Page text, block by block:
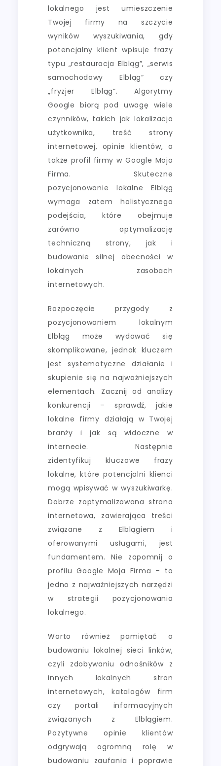
lokalnego jest umieszczenie
Twojej firmy na szczycie
wyników wyszukiwania, gdy
potencjalny klient wpisuje frazy
typu „restauracja Elbląg”, „serwis
samochodowy Elbląg” czy
„fryzjer Elbląg”. Algorytmy
Google biorą pod uwagę wiele
czynników, takich jak lokalizacja
użytkownika, treść strony
internetowej, opinie klientów, a
także profil firmy w Google Moja
Firma. Skuteczne
pozycjonowanie lokalne Elbląg
wymaga zatem holistycznego
podejścia, które obejmuje
zarówno optymalizację
techniczną strony, jak i
budowanie silnej obecności w
lokalnych zasobach
internetowych.
Rozpoczęcie przygody z
pozycjonowaniem lokalnym
Elbląg może wydawać się
skomplikowane, jednak kluczem
jest systematyczne działanie i
skupienie się na najważniejszych
elementach. Zacznij od analizy
konkurencji – sprawdź, jakie
lokalne firmy działają w Twojej
branży i jak są widoczne w
internecie. Następnie
zidentyfikuj kluczowe frazy
lokalne, które potencjalni klienci
mogą wpisywać w wyszukiwarkę.
Dobrze zoptymalizowana strona
internetowa, zawierająca treści
związane z Elblągiem i
oferowanymi usługami, jest
fundamentem. Nie zapomnij o
profilu Google Moja Firma – to
jedno z najważniejszych narzędzi
w strategii pozycjonowania
lokalnego.
Warto również pamiętać o
budowaniu lokalnej sieci linków,
czyli zdobywaniu odnośników z
innych lokalnych stron
internetowych, katalogów firm
czy portali informacyjnych
związanych z Elblągiem.
Pozytywne opinie klientów
odgrywają ogromną rolę w
budowaniu zaufania i poprawie